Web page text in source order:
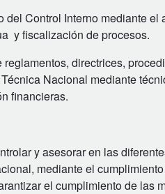
del Control Interno mediante
y fiscalización de procesos.
directrices,
Nacional mediante
financieras.
y asesorar en las
mediante el
el cumplimiento de las